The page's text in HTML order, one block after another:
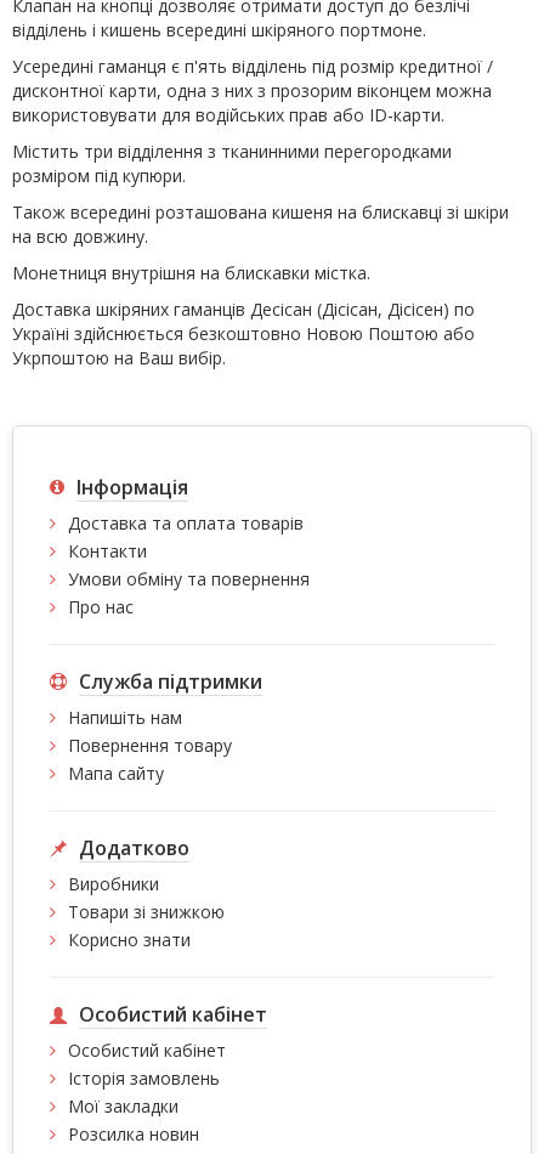
Клапан на кнопці дозволяє отримати доступ до безлічі
відділень і кишень всередині шкіряного портмоне.
Усередині гаманця є п'ять відділень під розмір кредитної /
дисконтної карти, одна з них з прозорим віконцем можна
використовувати для водійських прав або ID-карти.
Містить три відділення з тканинними перегородками
розміром під купюри.
Також всередині розташована кишеня на блискавці зі шкіри
на всю довжину.
Монетниця внутрішня на блискавки містка.
Доставка шкіряних гаманців Десісан (Дісісан, Дісісен) по
Україні здійснюється безкоштовно Новою Поштою або
Укрпоштою на Ваш вибір.
Інформація
Доставка та оплата товарів
Контакти
Умови обміну та повернення
Про нас
Служба підтримки
Напишіть нам
Повернення товару
Мапа сайту
Додатково
Виробники
Товари зі знижкою
Корисно знати
Особистий кабінет
Особистий кабінет
Історія замовлень
Мої закладки
Розсилка новин